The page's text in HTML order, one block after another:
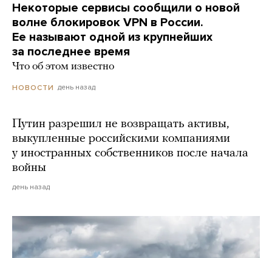
Некоторые сервисы сообщили о новой
волне блокировок VPN в России.
Ее называют одной из крупнейших
за последнее время
Что об этом известно
НОВОСТИ день назад
Путин разрешил не возвращать активы,
выкупленные российскими компаниями
у иностранных собственников после начала
войны
день назад